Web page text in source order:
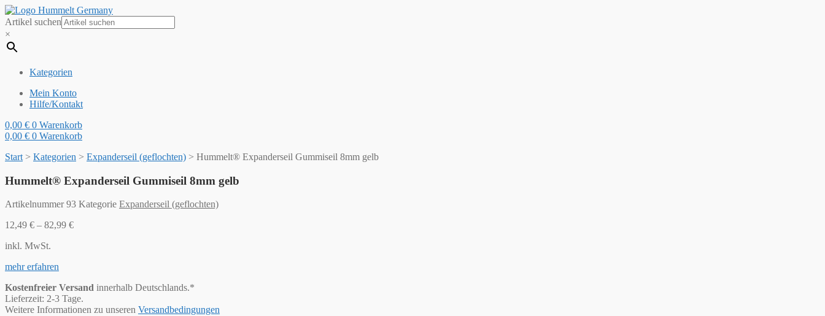
Artikel suchen
×
Kategorien
Mein Konto
Hilfe/Kontakt
0,00 € 0 Warenkorb
0,00 € 0 Warenkorb
Start > Kategorien > Expanderseil (geflochten) > Hummelt® Expanderseil Gummiseil 8mm gelb
Hummelt® Expanderseil Gummiseil 8mm gelb
Artikelnummer93 Kategorie Expanderseil (geflochten)
12,49 € – 82,99 €
inkl. MwSt.
mehr erfahren
Kostenfreier Versand innerhalb Deutschlands.*
Lieferzeit: 2-3 Tage.
Weitere Informationen zu unseren Versandbedingungen